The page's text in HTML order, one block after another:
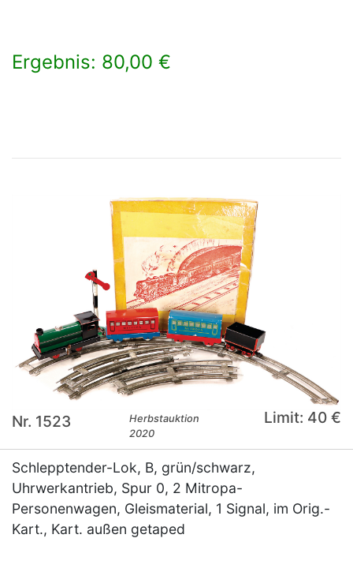
Ergebnis: 80,00 €
Nr. 1523
Herbstauktion
2020
Limit: 40 €
Schlepptender-Lok, B, grün/schwarz,
Uhrwerkantrieb, Spur 0, 2 Mitropa-
Personenwagen, Gleismaterial, 1 Signal, im Orig.-
Kart., Kart. außen getaped